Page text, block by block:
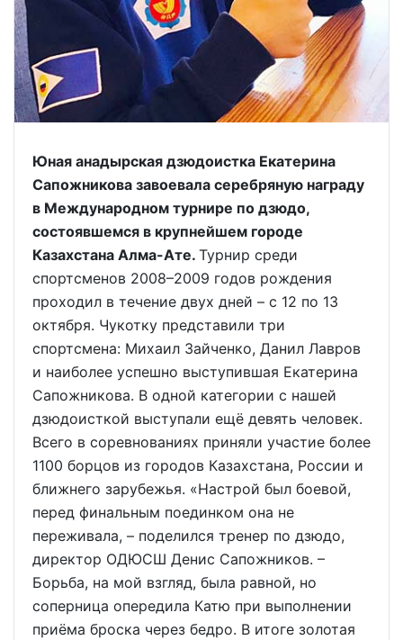
Юная анадырская дзюдоистка Екатерина
Сапожникова завоевала серебряную награду
в Международном турнире по дзюдо,
состоявшемся в крупнейшем городе
Казахстана Алма-Ате. Турнир среди
спортсменов 2008–2009 годов рождения
проходил в течение двух дней – с 12 по 13
октября. Чукотку представили три
спортсмена: Михаил Зайченко, Данил Лавров
и наиболее успешно выступившая Екатерина
Сапожникова. В одной категории с нашей
дзюдоисткой выступали ещё девять человек.
Всего в соревнованиях приняли участие более
1100 борцов из городов Казахстана, России и
ближнего зарубежья. «Настрой был боевой,
перед финальным поединком она не
переживала, – поделился тренер по дзюдо,
директор ОДЮСШ Денис Сапожников. –
Борьба, на мой взгляд, была равной, но
соперница опередила Катю при выполнении
приёма броска через бедро. В итоге золотая